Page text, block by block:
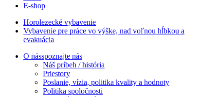
E-shop
Horolezecké vybavenie
Vybavenie pre práce vo výške, nad voľnou hĺbkou a
evakuácia
O násspoznajte nás
Náš príbeh / história
Priestory
Poslanie, vízia, politika kvality a hodnoty
Politika spoločnosti